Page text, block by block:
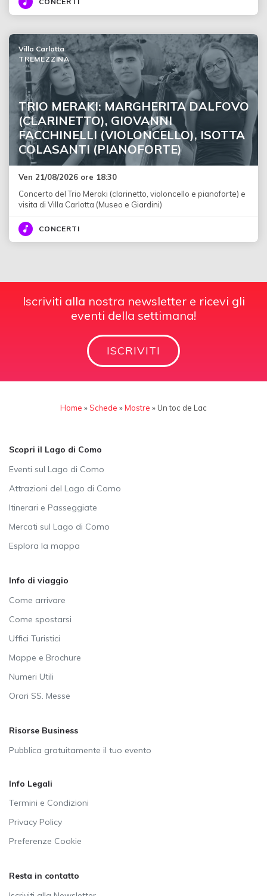
TRIO MERAKI: MARGHERITA DALFOVO
(CLARINETTO), GIOVANNI
FACCHINELLI (VIOLONCELLO), ISOTTA
COLASANTI (PIANOFORTE)
Villa Carlotta
TREMEZZINA
Ven 21/08/2026 ore 18:30
Concerto del Trio Meraki (clarinetto, violoncello e pianoforte) e
visita di Villa Carlotta (Museo e Giardini)
CONCERTI
Iscriviti alla nostra newsletter e ricevi gli
eventi della settimana!
ISCRIVITI
Home »Schede »Mostre » Un toc de Lac
Scopri il Lago di Como
Eventi sul Lago di Como
Attrazioni del Lago di Como
Itinerari e Passeggiate
Mercati sul Lago di Como
Esplora la mappa
Info di viaggio
Come arrivare
Come spostarsi
Uffici Turistici
Mappe e Brochure
Numeri Utili
Orari SS. Messe
Risorse Business
Pubblica gratuitamente il tuo evento
Info Legali
Termini e Condizioni
Privacy Policy
Preferenze Cookie
Resta in contatto